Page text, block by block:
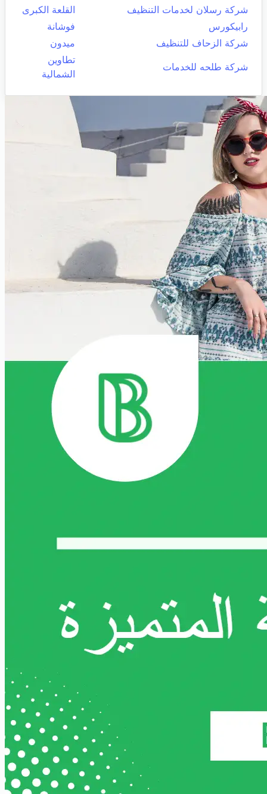
شركة رسلان لخدمات التنظيف
القلعة الكبرى
رابيكورس
فوشانة
شركة الزحاف للتنظيف
ميدون
شركة طلحه للخدمات
تطاوين
الشمالية